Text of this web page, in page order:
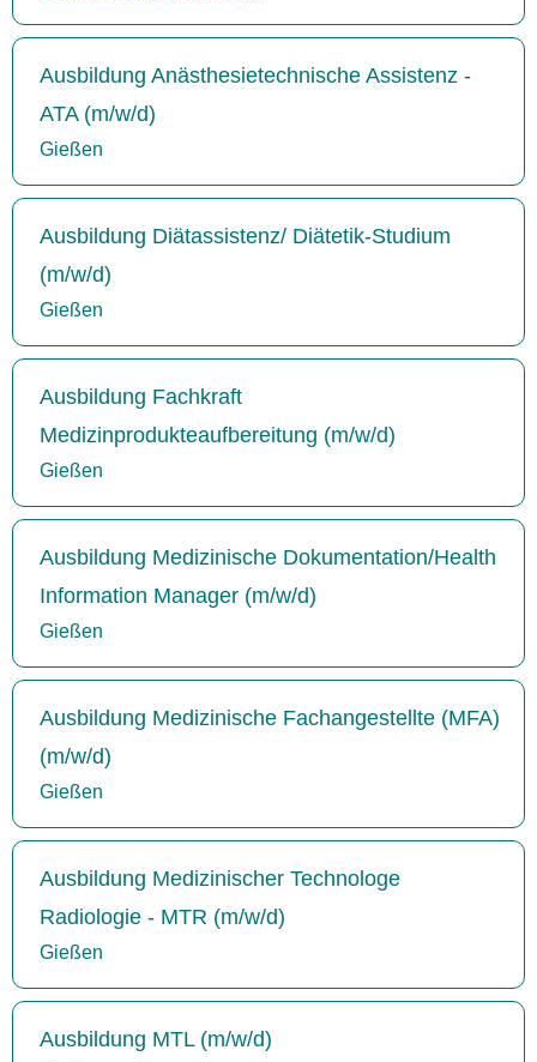
Ausbildung Anästhesietechnische Assistenz -
ATA (m/w/d)
Gießen
Ausbildung Diätassistenz/ Diätetik-Studium
(m/w/d)
Gießen
Ausbildung Fachkraft
Medizinprodukteaufbereitung (m/w/d)
Gießen
Ausbildung Medizinische Dokumentation/Health
Information Manager (m/w/d)
Gießen
Ausbildung Medizinische Fachangestellte (MFA)
(m/w/d)
Gießen
Ausbildung Medizinischer Technologe
Radiologie - MTR (m/w/d)
Gießen
Ausbildung MTL (m/w/d)